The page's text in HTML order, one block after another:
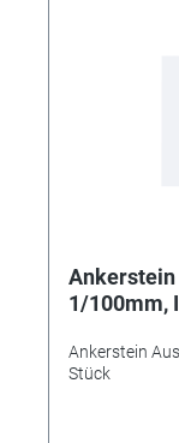
Ankerstein
1/100mm,
Ankerstein
Stück